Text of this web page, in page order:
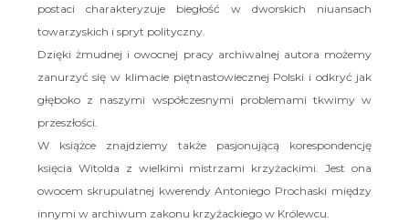
postaci charakteryzuje biegłość w dworskich niuansach
towarzyskich i spryt polityczny.
Dzięki żmudnej i owocnej pracy archiwalnej autora możemy
zanurzyć się w klimacie piętnastowiecznej Polski i odkryć jak
głęboko z naszymi współczesnymi problemami tkwimy w
przeszłości.
W książce znajdziemy także pasjonującą korespondencję
księcia Witolda z wielkimi mistrzami krzyżackimi. Jest ona
owocem skrupulatnej kwerendy Antoniego Prochaski między
innymi w archiwum zakonu krzyżackiego w Królewcu.